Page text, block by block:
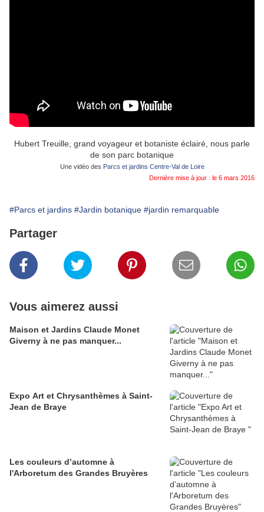
Hubert Treuille, grand voyageur et botaniste éclairé, nous parle
de son parc botanique
Une vidéo des Parcs et jardins Centre-Val de Loire
Dernière mise à jour : le 6 mars 2016
#Parcs et jardins #Jardin botanique #jardin remarquable
Partager
Vous aimerez aussi
Maison et Jardins Claude Monet
Giverny à ne pas manquer...
Expo Art et Chrysanthèmes à Saint-
Jean de Braye
Les couleurs d’automne à
l'Arboretum des Grandes Bruyères